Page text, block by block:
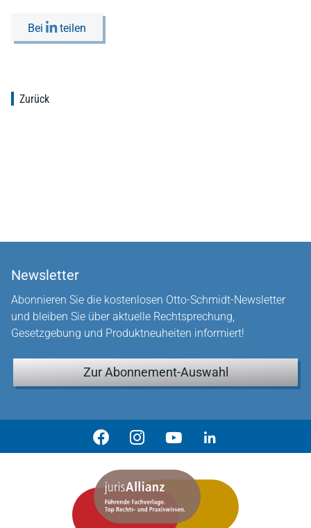
Bei teilen
Zurück
Newsletter
Abonnieren Sie die kostenlosen Otto-Schmidt-Newsletter
und bleiben Sie über aktuelle Rechtsprechung,
Gesetzgebung und Produktneuheiten informiert!
Zur Abonnement-Auswahl